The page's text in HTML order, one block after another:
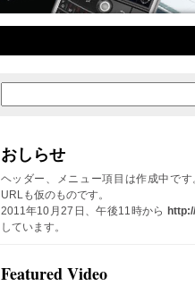
おしらせ
ヘッダー、メニュー項目は作成中です
URLも仮のものです。
2011年10月27日、午後11時から
しています。
Featured Video